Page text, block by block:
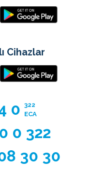
Cihazlar
0 322
ECA
0 322
30 30